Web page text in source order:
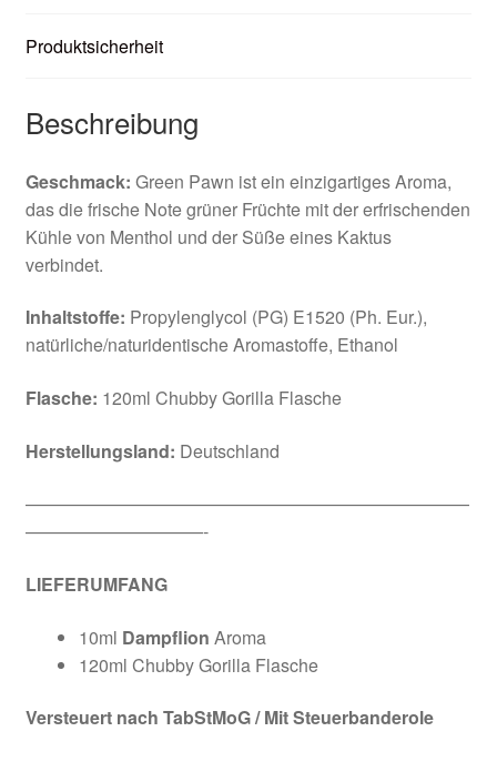
Produktsicherheit
Beschreibung
Geschmack: Green Pawn ist ein einzigartiges Aroma,
das die frische Note grüner Früchte mit der erfrischenden
Kühle von Menthol und der Süße eines Kaktus
verbindet.
Inhaltstoffe: Propylenglycol (PG) E1520 (Ph. Eur.),
natürliche/naturidentische Aromastoffe, Ethanol
Flasche: 120ml Chubby Gorilla Flasche
Herstellungsland: Deutschland
—————————————————————————
——————————-
LIEFERUMFANG
10ml Dampflion Aroma
120ml Chubby Gorilla Flasche
Versteuert nach TabStMoG / Mit Steuerbanderole